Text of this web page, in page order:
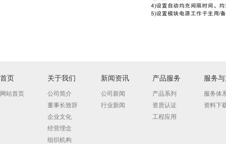
首页
网站首页
关于我们
公司简介
董事长致辞
企业文化
经营理念
组织机构
新闻资讯
公司新闻
行业新闻
产品服务
产品系列
资质认证
工程应用
服务
服务体
资料下